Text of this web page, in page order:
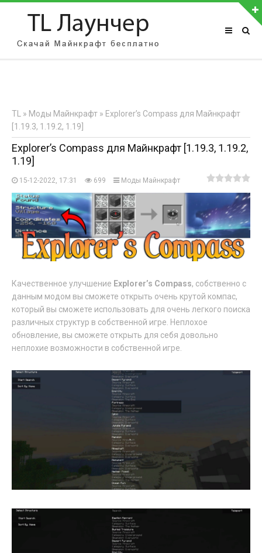
АВТОРИЗАЦИЯ НА САЙТЕ
Регистрация
TL » Моды Майнкрафт » Explorer’s Compass для Майнкрафт
[1.19.3, 1.19.2, 1.19]
Explorer’s Compass для Майнкрафт [1.19.3, 1.19.2,
1.19]
15-12-2022, 17:31 699 Моды Майнкрафт
Качественное улучшение Explorer’s Compass, собственно с
данным модом вы сможете открыть очень крутой компас,
который вы сможете использовать для очень легкого поиска
различных структур в собственной игре. Неплохое
обновление, вы сможете открыть для себя довольно
неплохие возможности в собственной игре.